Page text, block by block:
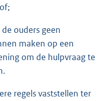
ouders geen
maken op een
om de hulpvraag te
regels vaststellen ter